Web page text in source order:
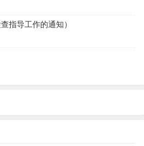
指导工作的通知）